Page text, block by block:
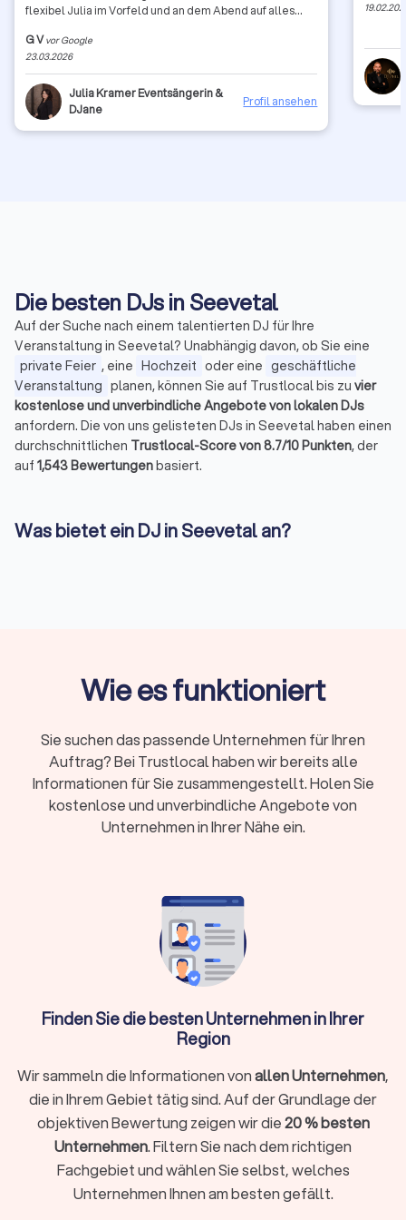
flexibel Julia im Vorfeld und an dem Abend auf alles
vielen Dank auch von allen Gästen
G V vor Google
23.03.2026
Julia Kramer Eventsängerin &
DJane
Profil ansehen
Die besten DJs in Seevetal
Auf der Suche nach einem talentierten DJ für Ihre
Veranstaltung in Seevetal? Unabhängig davon, ob Sie eine
private Feier , eine Hochzeit oder eine geschäftliche
Veranstaltung planen, können Sie auf Trustlocal bis zu vier
kostenlose und unverbindliche Angebote von lokalen DJs
anfordern. Die von uns gelisteten DJs in Seevetal haben einen
durchschnittlichen Trustlocal-Score von 8.7/10 Punkten, der
auf 1,543 Bewertungenbasiert.
Was bietet ein DJ in Seevetal an?
→Licht- und Tontechnik
Moderation
individuelle Playlists
Beratung zur Musikplanung
Auf- und Abbau der Ausrüstung
professionelle DJsarbeiten zusätzlich mit Live-
Musikern zusammen oder bieten Entertainment-Extras wie
Fotoboxen
an. Auf Trustlocal finden Sie einen für Sie
passenden professionellen DJ-Service, der Ihre
Veranstaltung mit dem perfekten Soundtrack untermalt und
für die richtige Stimmung sorgt.
Was kostet ein DJ in Seevetal?
DJs arbeiten häufig mit Paketpreisen. Das bedeutet, Sie
bezahlen pauschal für einen Auftritt von einer bestimmten
Stundenanzahl, zum Beispiel zwei oder acht Stunden.
Wie es funktioniert
Sie suchen das passende Unternehmen für Ihren
Auftrag? Bei Trustlocal haben wir bereits alle
Informationen für Sie zusammengestellt. Holen Sie
kostenlose und unverbindliche Angebote von
Unternehmen in Ihrer Nähe ein.
Finden Sie die besten Unternehmen in Ihrer
Region
Wir sammeln die Informationen vonallen Unternehmen,
die in Ihrem Gebiet tätig sind. Auf der Grundlage der
objektiven Bewertung zeigen wir die20 % besten
Unternehmen. Filtern Sie nach dem richtigen
Fachgebiet und wählen Sie selbst, welches
Unternehmen Ihnen am besten gefällt.